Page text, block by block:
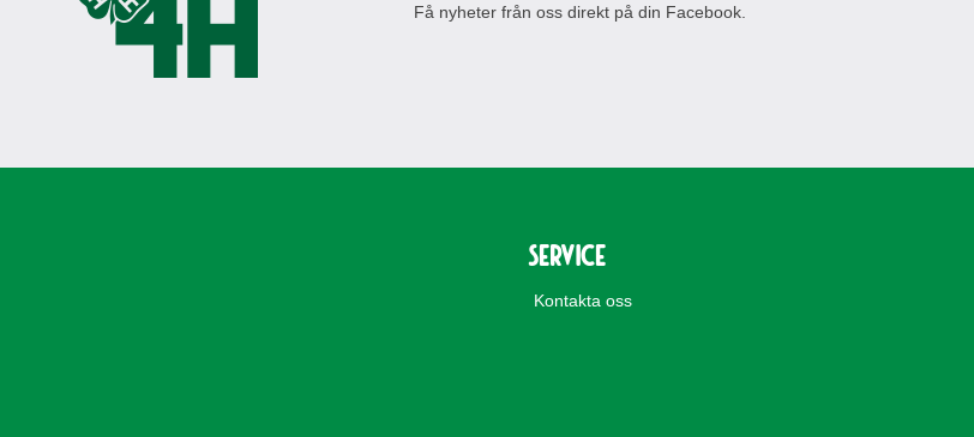
Få nyheter från oss direkt på din Facebook.
Service
Kontakta oss